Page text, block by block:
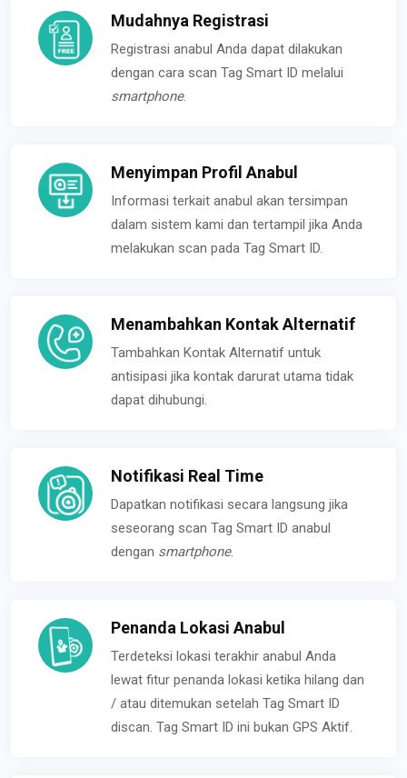
Mudahnya Registrasi
Registrasi anabul Anda dapat dilakukan
dengan cara scan Tag Smart ID melalui
smartphone.
Menyimpan Profil Anabul
Informasi terkait anabul akan tersimpan
dalam sistem kami dan tertampil jika Anda
melakukan scan pada Tag Smart ID.
Menambahkan Kontak Alternatif
Tambahkan Kontak Alternatif untuk
antisipasi jika kontak darurat utama tidak
dapat dihubungi.
Notifikasi Real Time
Dapatkan notifikasi secara langsung jika
seseorang scan Tag Smart ID anabul
dengan smartphone.
Penanda Lokasi Anabul
Terdeteksi lokasi terakhir anabul Anda
lewat fitur penanda lokasi ketika hilang dan
/ atau ditemukan setelah Tag Smart ID
discan. Tag Smart ID ini bukan GPS Aktif.